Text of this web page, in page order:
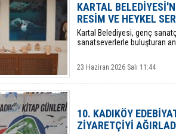
KARTAL
RESİM VE HEYKEL
Kartal Belediyesi, genç
sanatseverlerle buluşturan
23 Haziran 2026 Salı 11:44
10. KADIKÖY
ZİYARETÇİYİ